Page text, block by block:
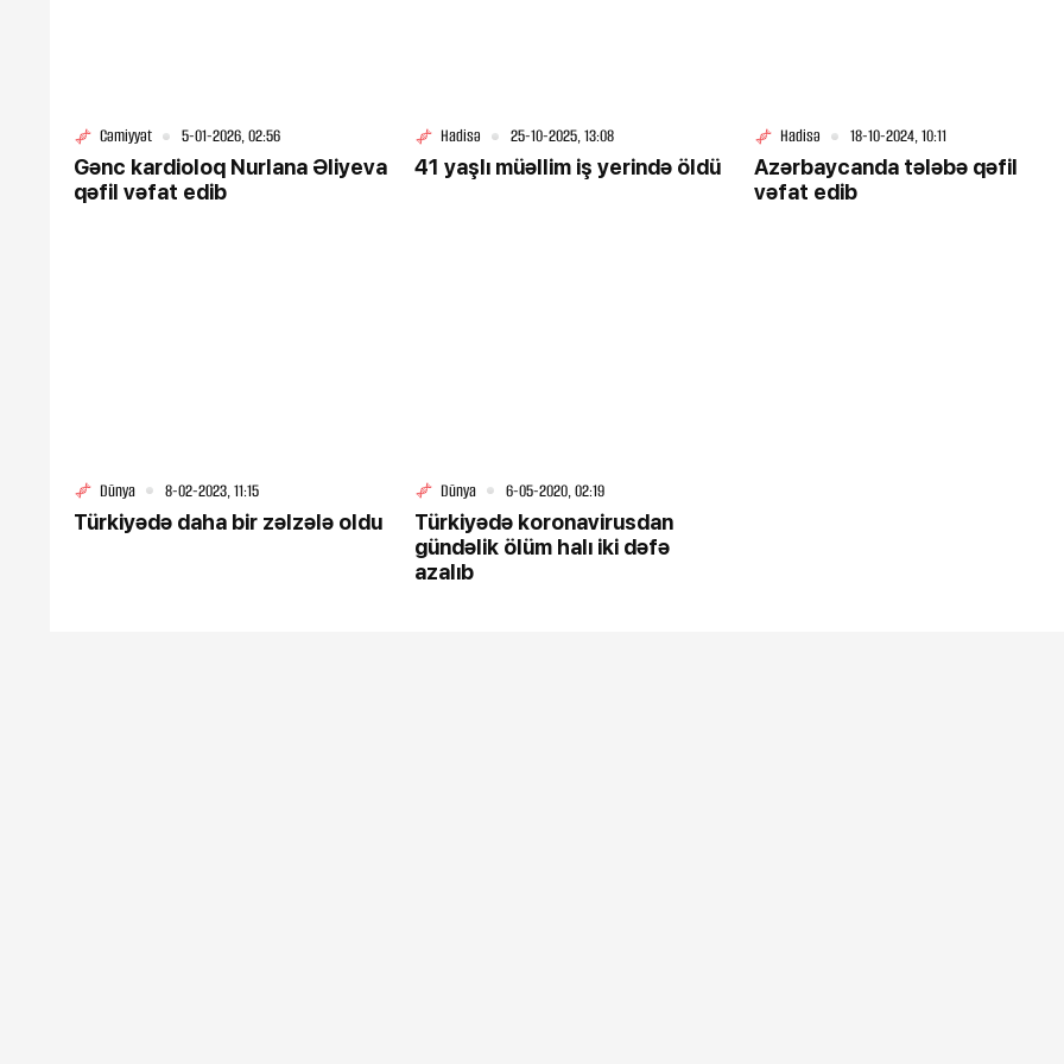
Cəmiyyət 5-01-2026, 02:56
Gənc kardioloq Nurlana Əliyeva
qəfil vəfat edib
Hadisə 25-10-2025, 13:08
41 yaşlı müəllim iş yerində öldü
Hadisə 18-10-2024, 10:11
Azərbaycanda tələbə qəfil
vəfat edib
Dünya 8-02-2023, 11:15
Türkiyədə daha bir zəlzələ oldu
Dünya 6-05-2020, 02:19
Türkiyədə koronavirusdan
gündəlik ölüm halı iki dəfə
azalıb